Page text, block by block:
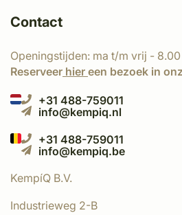
Contact
Openingstijden: ma t/m vrij - 8.00
Reserveer hier een bezoek in
+31 488-759011
info@kempiq.nl
+31 488-759011
info@kempiq.be
KempíQ B.V.
Industrieweg 2-B